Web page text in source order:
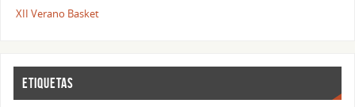
XII Verano Basket
ETIQUETAS